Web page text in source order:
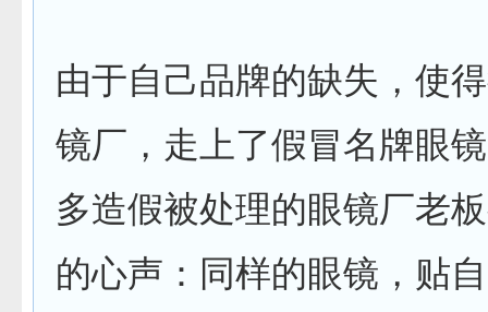
由于自己品牌的缺失，使
镜厂，走上了假冒名牌眼
多造假被处理的眼镜厂老
的心声：同样的眼镜，贴